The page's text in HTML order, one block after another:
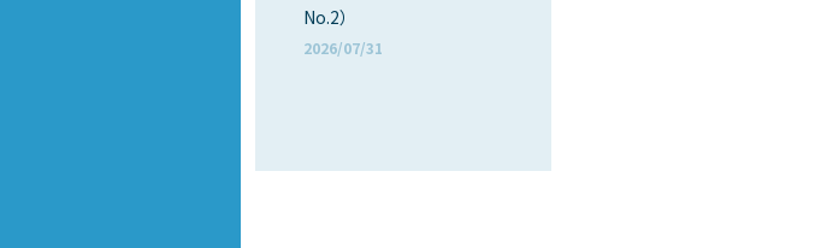
No.2）
2026/07/31